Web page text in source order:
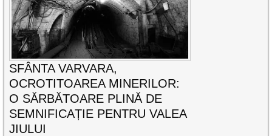
SFÂNTA VARVARA,
OCROTITOAREA MINERILOR:
O SĂRBĂTOARE PLINĂ DE
SEMNIFICAȚIE PENTRU VALEA
JIULUI